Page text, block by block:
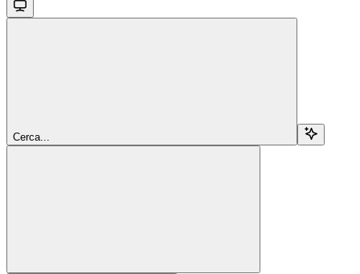
Cerca...